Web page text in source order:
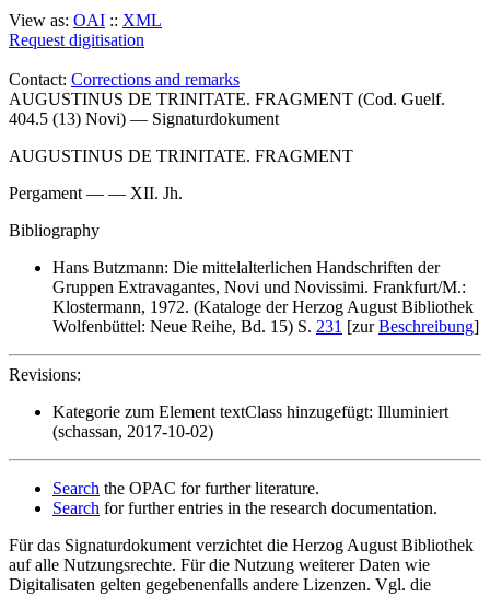
View as: OAI :: XML
Request digitisation
Contact: Corrections and remarks
AUGUSTINUS DE TRINITATE. FRAGMENT (Cod. Guelf.
404.5 (13) Novi) — Signaturdokument
AUGUSTINUS DE TRINITATE. FRAGMENT
Pergament — — XII. Jh.
Bibliography
Hans Butzmann: Die mittelalterlichen Handschriften der
Gruppen Extravagantes, Novi und Novissimi. Frankfurt/M.:
Klostermann, 1972. (Kataloge der Herzog August Bibliothek
Wolfenbüttel: Neue Reihe, Bd. 15) S. 231 [zurBeschreibung]
Revisions:
Kategorie zum Element textClass hinzugefügt: Illuminiert
(schassan, 2017-10-02)
Search the OPAC for further literature.
Search for further entries in the research documentation.
Für das Signaturdokument verzichtet die Herzog August Bibliothek
auf alle Nutzungsrechte. Für die Nutzung weiterer Daten wie
Digitalisaten gelten gegebenenfalls andere Lizenzen. Vgl. die